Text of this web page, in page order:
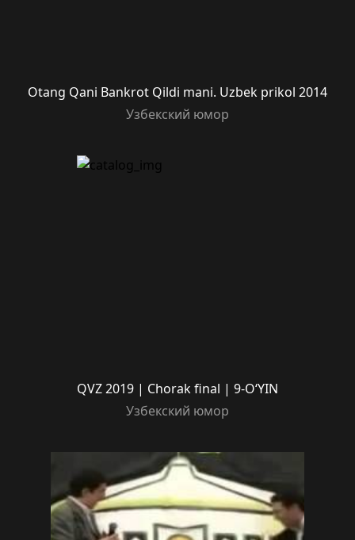
Otang Qani Bankrot Qildi mani. Uzbek prikol 2014
Узбекский юмор
QVZ 2019 | Chorak final | 9-O‘YIN
Узбекский юмор